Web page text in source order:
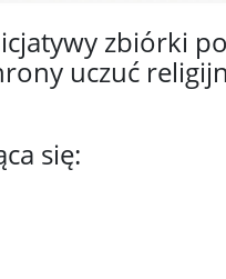
zbiórki
uczuć
się: